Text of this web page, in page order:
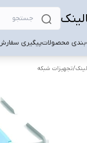
محصولاتپیگیری
/تجهیزات شبکه